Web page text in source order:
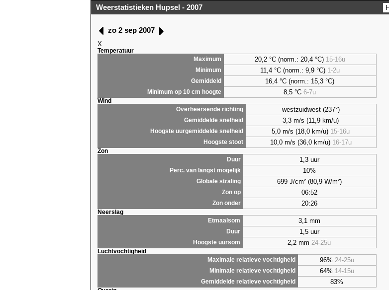
Weerstatistieken Hupsel - 2007
zo 2 sep 2007
X
Temperatuur
Maximum
20,2 °C (norm.: 20,4 °C) 15-16u
Minimum 11,4 °C (norm.: 9,9 °C) 1-2u
Gemiddeld 16,4 °C (norm.: 15,3 °C)
Minimum op 10 cm hoogte 8,5 °C6-7u
Wind
Overheersende richting
westzuidwest (237°)
Gemiddelde snelheid 3,3 m/s (11,9 km/u)
Hoogste uurgemiddelde snelheid 5,0 m/s (18,0 km/u) 15-16u
Hoogste stoot 10,0 m/s (36,0 km/u) 16-17u
Zon
Duur
1,3 uur
Perc. van langst mogelijk 10%
Globale straling 699 J/cm² (80,9 W/m²)
Zon op 06:52
Zon onder 20:26
Neerslag
Etmaalsom
3,1 mm
Duur 1,5 uur
Hoogste uursom 2,2 mm 24-25u
Luchtvochtigheid
Maximale relatieve vochtigheid
96% 24-25u
Minimale relatieve vochtigheid 64% 14-15u
Gemiddelde relatieve vochtigheid 83%